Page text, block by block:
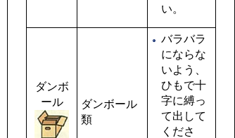
い。
ダンボ
ール
ダンボール
類
バラバラ
にならな
いよう、
ひもで十
字に縛っ
て出して
くださ